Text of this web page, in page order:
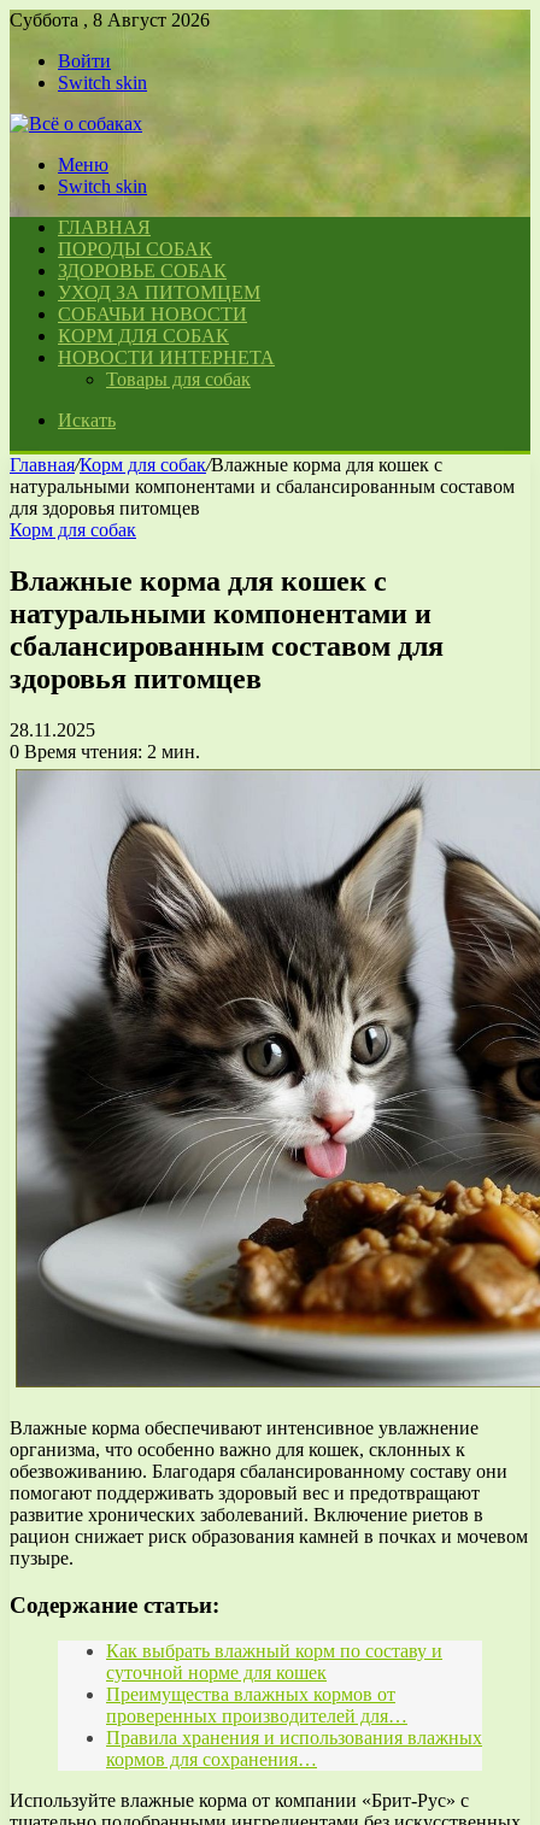
Суббота , 8 Август 2026
Войти
Switch skin
Меню
Switch skin
ГЛАВНАЯ
ПОРОДЫ СОБАК
ЗДОРОВЬЕ СОБАК
УХОД ЗА ПИТОМЦЕМ
СОБАЧЬИ НОВОСТИ
КОРМ ДЛЯ СОБАК
НОВОСТИ ИНТЕРНЕТА
Товары для собак
Искать
Главная/Корм для собак/Влажные корма для кошек с
натуральными компонентами и сбалансированным составом
для здоровья питомцев
Корм для собак
Влажные корма для кошек с
натуральными компонентами и
сбалансированным составом для
здоровья питомцев
28.11.2025
0 Время чтения: 2 мин.
Влажные корма обеспечивают интенсивное увлажнение
организма, что особенно важно для кошек, склонных к
обезвоживанию. Благодаря сбалансированному составу они
помогают поддерживать здоровый вес и предотвращают
развитие хронических заболеваний. Включение риетов в
рацион снижает риск образования камней в почках и мочевом
пузыре.
Содержание статьи:
Как выбрать влажный корм по составу и
суточной норме для кошек
Преимущества влажных кормов от
проверенных производителей для…
Правила хранения и использования влажных
кормов для сохранения…
Используйте влажные корма от компании «Брит-Рус» с